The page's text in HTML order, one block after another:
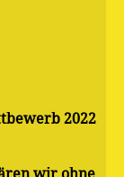
2022
wir ohne